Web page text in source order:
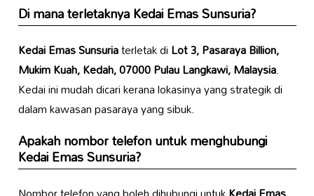
Di mana terletaknyaKedai Emas Sunsuria?
Kedai Emas Sunsuriaterletak diLot 3, Pasaraya Billion,
Mukim Kuah, Kedah, 07000 Pulau Langkawi, Malaysia.
Kedai ini mudah dicari kerana lokasinya yang strategik di
dalam kawasan pasaraya yang sibuk.
Apakah nombor telefon untuk menghubungi
Kedai Emas Sunsuria?